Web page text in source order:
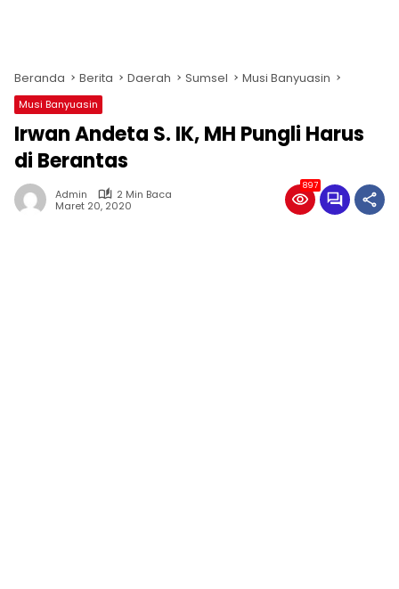
Beranda Berita Daerah Sumsel Musi Banyuasin
Musi Banyuasin
Irwan Andeta S. IK, MH Pungli Harus
di Berantas
Admin
2 Min Baca
Maret 20, 2020
897